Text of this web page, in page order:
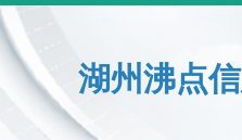
湖州沸点